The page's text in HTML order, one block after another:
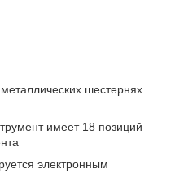
шестернях
имеет 18 позиций
электронным